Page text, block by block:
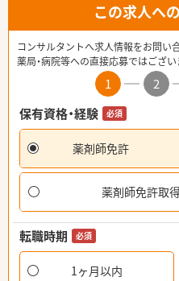
この求人へ
コンサルタントへ求人情報をお問い
薬局・病院等への直接応募ではござい
1 2
保有資格・経験
必須
薬剤師免許
薬剤師免許取得
転職時期 必須
1ヶ月以内